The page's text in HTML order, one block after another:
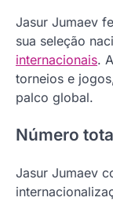
Jasur Jumaev
sua seleção
internacionais.
torneios e
palco global.
Número
Jasur Jumaev